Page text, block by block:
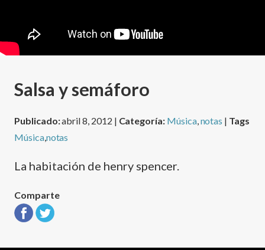
Salsa y semáforo
Publicado:abril 8, 2012 | Categoría: Música, notas | Tags
Música,notas
La habitación de henry spencer.
Comparte